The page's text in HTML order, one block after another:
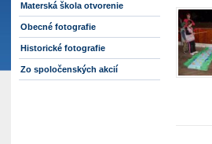
Materská škola otvorenie
Obecné fotografie
Historické fotografie
Zo spoločenských akcií